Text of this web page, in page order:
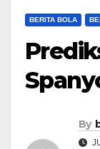
BERITA BOLA
By